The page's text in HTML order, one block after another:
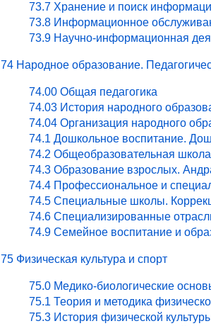
73.7 Хранение и поиск
73.8 Информационное
73.9 Научно-информационная
74 Народное образование.
74.00 Общая педагогика
74.03 История народного
74.04 Организация народного
74.1 Дошкольное воспитание.
74.2 Общеобразовательная
74.3 Образование взрослых.
74.4 Профессиональное и
74.5 Специальные школы.
74.6 Специализированные
74.9 Семейное воспитание и
75 Физическая культура и спорт
75.0 Медико-биологические
75.1 Теория и методика
75.3 История физической